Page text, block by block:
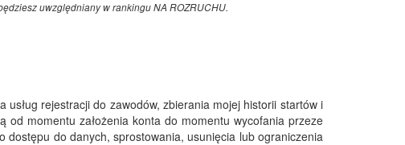
uwzględniany w rankingu NA ROZRUCHU.
rejestracji do zawodów, zbierania mojej historii startów i
momentu założenia konta do momentu wycofania przeze
do danych, sprostowania, usunięcia lub ograniczenia